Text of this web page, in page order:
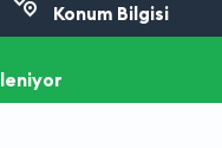
Konum Bilgisi